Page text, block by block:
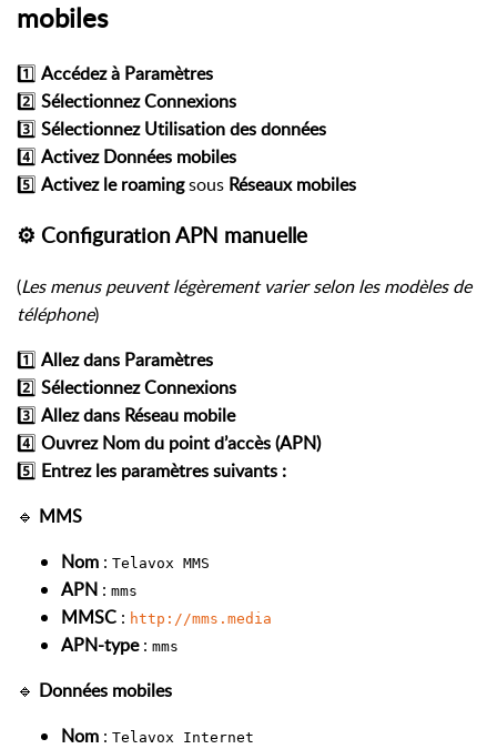
mobiles
1️⃣ Accédez à Paramètres
2️⃣ SélectionnezConnexions
3️⃣ Sélectionnez Utilisation des données
4️⃣ Activez Données mobiles
5️⃣ Activez le roamingsous Réseaux mobiles
⚙️ Configuration APN manuelle
(Les menus peuvent légèrement varier selon les modèles de
téléphone)
1️⃣ Allez dans Paramètres
2️⃣ SélectionnezConnexions
3️⃣ Allez dans Réseau mobile
4️⃣ Ouvrez Nom du point d’accès (APN)
5️⃣ Entrez les paramètres suivants :
🔹 MMS
Nom : Telavox MMS
APN : mms
MMSC : http://mms.media
APN-type: mms
🔹 Données mobiles
Nom : Telavox Internet